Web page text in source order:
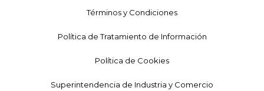
Términos y Condiciones
Política de Tratamiento de Información
Política de Cookies
Superintendencia de Industria y Comercio